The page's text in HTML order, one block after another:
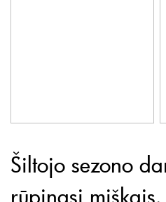
Šiltojo sezono
rūpinasi